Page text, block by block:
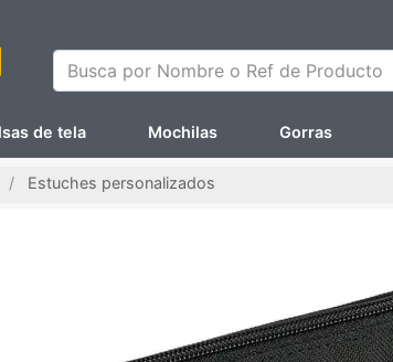
Busca por Nombre o Ref de Producto
de tela Mochilas Gorras
Estuches personalizados